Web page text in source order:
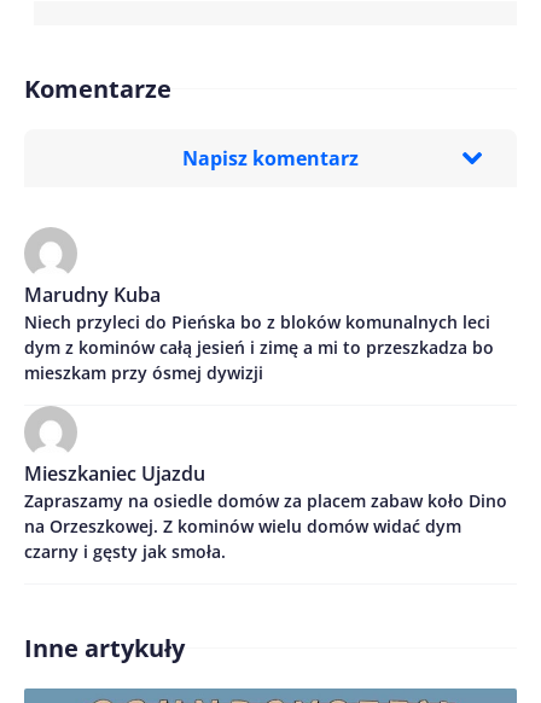
Komentarze
Napisz komentarz
Treść komentarza*
Imię/ Nick*
Zapamiętaj moje dane w tej przeglądarce podczas
Marudny Kuba
Niech przyleci do Pieńska bo z bloków komunalnych leci
dym z kominów całą jesień i zimę a mi to przeszkadza bo
mieszkam przy ósmej dywizji
Mieszkaniec Ujazdu
Zapraszamy na osiedle domów za placem zabaw koło Dino
na Orzeszkowej. Z kominów wielu domów widać dym
czarny i gęsty jak smoła.
Inne artykuły